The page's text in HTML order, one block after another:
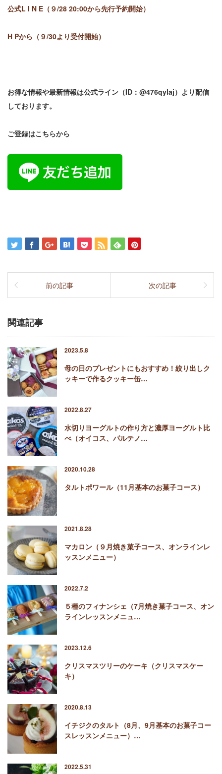
公式L I N E （ ９/28 20:00から先行予約開始）
H Pから（ ９/30より受付開始）
お得な情報や最新情報は公式ライン（ID ： @476qylaj）より配信
しております。
ご登録はこちらから
前の記事 次の記事
関連記事
2023.5.8
母の日のプレゼントにもおすすめ！絞り出しク
ッキーで作るクッキー缶…
2022.8.27
水切りヨーグルトの作り方と濃厚ヨーグルト比
べ（オイコス、パルテノ…
2020.10.28
タルトポワール（11月基本のお菓子コース）
2021.8.28
マカロン（９月焼き菓子コース、オンラインレ
ッスンメニュー）
2022.7.2
５種のフィナンシェ（7月焼き菓子コース、オン
ラインレッスンメニュ…
2023.12.6
クリスマスツリーのケーキ（クリスマスケー
キ）
2020.8.13
イチジクのタルト（8月、9月基本のお菓子コー
スレッスンメニュー）…
2022.5.31